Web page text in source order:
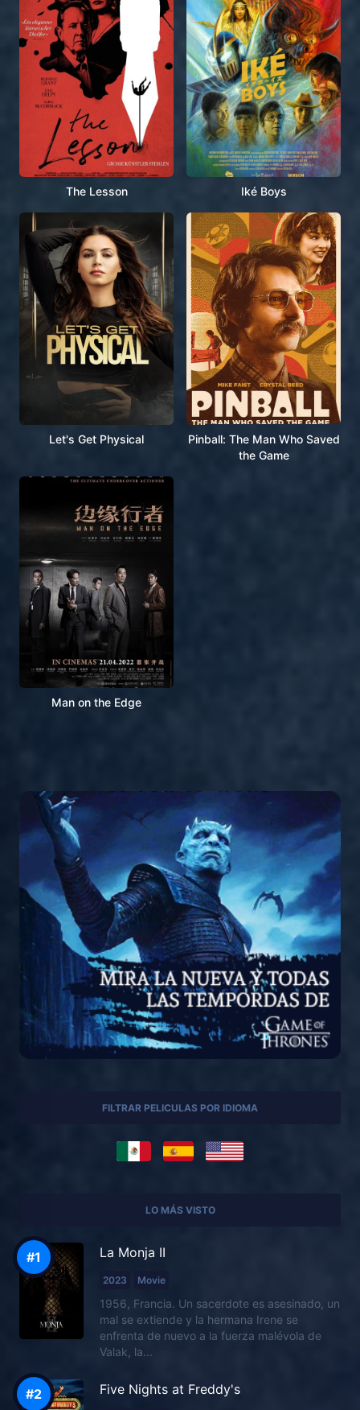
The Lesson Iké Boys
Let's Get Physical
Pinball: The Man Who Saved
the Game
Man on the Edge
FILTRAR PELICULAS POR IDIOMA
LO MÁS VISTO
La Monja II
2023 Movie
1956, Francia. Un sacerdote es asesinado, un
mal se extiende y la hermana Irene se
enfrenta de nuevo a la fuerza malévola de
Valak, la...
Five Nights at Freddy's